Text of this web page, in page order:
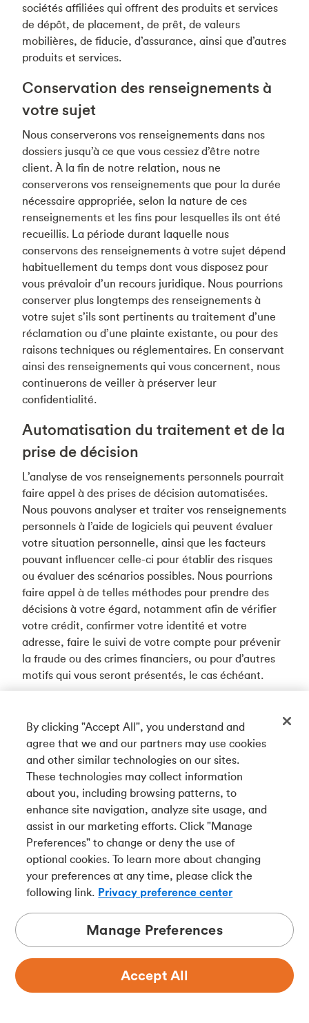
sociétés affiliées qui offrent des produits et services
de dépôt, de placement, de prêt, de valeurs
mobilières, de fiducie, d’assurance, ainsi que d’autres
produits et services.
Conservation des renseignements à
votre sujet
Nous conserverons vos renseignements dans nos
dossiers jusqu’à ce que vous cessiez d’être notre
client. À la fin de notre relation, nous ne
conserverons vos renseignements que pour la durée
nécessaire appropriée, selon la nature de ces
renseignements et les fins pour lesquelles ils ont été
recueillis. La période durant laquelle nous
conservons des renseignements à votre sujet dépend
habituellement du temps dont vous disposez pour
vous prévaloir d’un recours juridique. Nous pourrions
conserver plus longtemps des renseignements à
votre sujet s’ils sont pertinents au traitement d’une
réclamation ou d’une plainte existante, ou pour des
raisons techniques ou réglementaires. En conservant
ainsi des renseignements qui vous concernent, nous
continuerons de veiller à préserver leur
confidentialité.
Automatisation du traitement et de la
prise de décision
L’analyse de vos renseignements personnels pourrait
faire appel à des prises de décision automatisées.
Nous pouvons analyser et traiter vos renseignements
personnels à l’aide de logiciels qui peuvent évaluer
votre situation personnelle, ainsi que les facteurs
pouvant influencer celle-ci pour établir des risques
ou évaluer des scénarios possibles. Nous pourrions
faire appel à de telles méthodes pour prendre des
décisions à votre égard, notamment afin de vérifier
votre crédit, confirmer votre identité et votre
adresse, faire le suivi de votre compte pour prévenir
la fraude ou des crimes financiers, ou pour d’autres
motifs qui vous seront présentés, le cas échéant.
consentir ou retirer votre
consentement
Vous avez certains droits à l’égard des
renseignements que nous conservons à votre sujet, y
compris le droit d’en obtenir une copie, de les
corriger ou de les rectifier ou de retirer votre
consentement à l’égard de leur utilisation à certaines
fins. L’exercice de vos droits dépend d’un certain
nombre de facteurs et, dans certaines situations,
nous pourrions ne pas être en mesure de donner
refuser de donner votre consentement à la collecte,
à l’utilisation ou à la communication de vos
renseignements personnels ou retirer votre
consentement à cette fin, moyennant un avis
raisonnable, sous réserve d’exceptions limitées. Vous
By clicking "Accept All", you understand and
agree that we and our partners may use cookies
and other similar technologies on our sites.
These technologies may collect information
about you, including browsing patterns, to
enhance site navigation, analyze site usage, and
assist in our marketing efforts. Click "Manage
Preferences" to change or deny the use of
optional cookies. To learn more about changing
your preferences at any time, please click the
following link. Privacy preference center
Manage Preferences
Accept All